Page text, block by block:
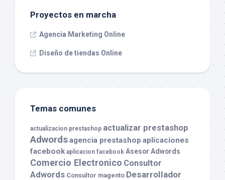
Proyectos en marcha
Agencia Marketing Online
Diseño de tiendas Online
Temas comunes
actualizacion prestashop actualizar prestashop
Adwordsagencia prestashop aplicaciones
facebook aplicacion facebook Asesor Adwords
Comercio Electronico Consultor
Adwords Consultor magento Desarrollador